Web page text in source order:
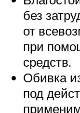
без
от
при
средств.
Обивка
под